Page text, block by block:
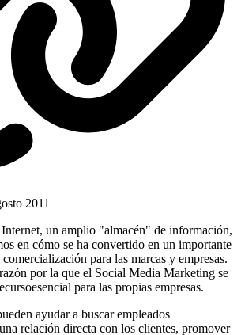
2011
un amplio "almacén" de información,
en cómo se ha convertido en un importante
para las marcas y empresas.
por la que el Social Media Marketing se
para las propias empresas.
ayudar a buscar empleados
relación directa con los clientes, promover